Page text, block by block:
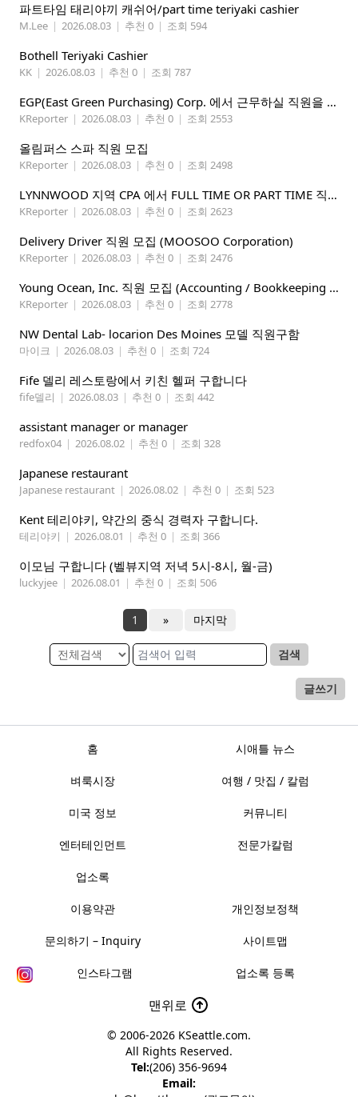
파트타임 태리야끼 캐쉬어/part time teriyaki cashier
M.Lee | 2026.08.03 | 추천 0 | 조회 594
Bothell Teriyaki Cashier
KK | 2026.08.03 | 추천 0 | 조회 787
EGP(East Green Purchasing) Corp. 에서 근무하실 직원을 아래와 같이 모집합니다.
KReporter | 2026.08.03 | 추천 0 | 조회 2553
올림퍼스 스파 직원 모집
KReporter | 2026.08.03 | 추천 0 | 조회 2498
LYNNWOOD 지역 CPA 에서 FULL TIME OR PART TIME 직원을 찾습니다
KReporter | 2026.08.03 | 추천 0 | 조회 2623
Delivery Driver 직원 모집 (MOOSOO Corporation)
KReporter | 2026.08.03 | 추천 0 | 조회 2476
Young Ocean, Inc. 직원 모집 (Accounting / Bookkeeping 분야)
KReporter | 2026.08.03 | 추천 0 | 조회 2778
NW Dental Lab- locarion Des Moines 모델 직원구함
마이크 | 2026.08.03 | 추천 0 | 조회 724
Fife 델리 레스토랑에서 키친 헬퍼 구합니다
fife델리 | 2026.08.03 | 추천 0 | 조회 442
assistant manager or manager
redfox04 | 2026.08.02 | 추천 0 | 조회 328
Japanese restaurant
Japanese restaurant | 2026.08.02 | 추천 0 | 조회 523
Kent 테리야키, 약간의 중식 경력자 구합니다.
테리야키 | 2026.08.01 | 추천 0 | 조회 366
이모님 구합니다 (벨뷰지역 저녁 5시-8시, 월-금)
luckyjee | 2026.08.01 | 추천 0 | 조회 506
1 » 마지막
검색
글쓰기
홈 시애틀 뉴스
벼룩시장 여행 / 맛집 / 칼럼
미국 정보 커뮤니티
엔터테인먼트 전문가칼럼
업소록
이용약관 개인정보정책
문의하기 – Inquiry 사이트맵
인스타그램 업소록 등록
맨위로
© 2006-2026 KSeattle.com.
All Rights Reserved.
Tel:(206) 356-9694
Email: